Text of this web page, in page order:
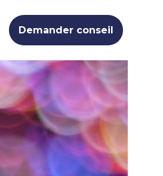
Demander conseil